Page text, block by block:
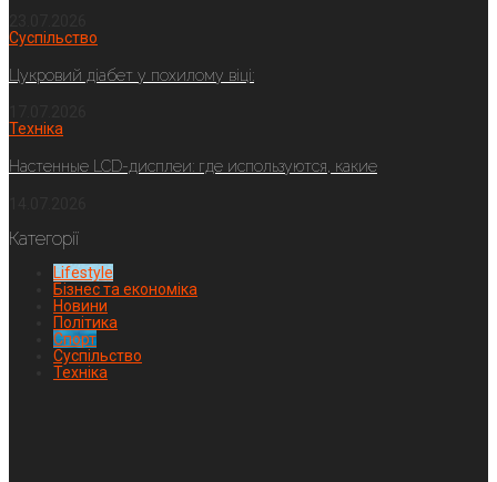
Суспільство
Цукровий діабет у похилому віці:
Техніка
Настенные LCD-дисплеи: где используются, какие
Категорії
Lifestyle
Бізнес та економіка
Новини
Політика
Спорт
Суспільство
Техніка